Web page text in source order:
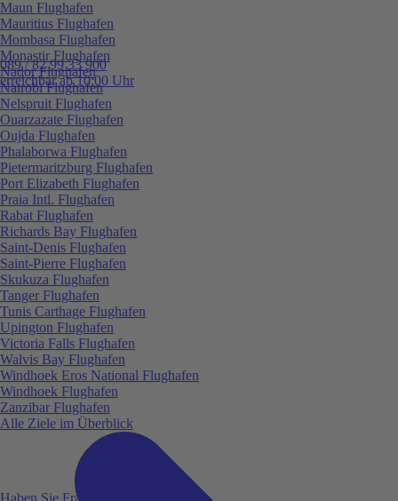
089 / 82 99 33 900
erreichbar ab 10:00 Uhr
Haben Sie Fragen?
Maun Flughafen
Mauritius Flughafen
Mombasa Flughafen
Monastir Flughafen
Nador Flughafen
Nairobi Flughafen
Nelspruit Flughafen
Ouarzazate Flughafen
Oujda Flughafen
Phalaborwa Flughafen
Pietermaritzburg Flughafen
Port Elizabeth Flughafen
Praia Intl. Flughafen
Rabat Flughafen
Richards Bay Flughafen
Saint-Denis Flughafen
Saint-Pierre Flughafen
Skukuza Flughafen
Tanger Flughafen
Tunis Carthage Flughafen
Upington Flughafen
Victoria Falls Flughafen
Walvis Bay Flughafen
Windhoek Eros National Flughafen
Windhoek Flughafen
Zanzibar Flughafen
Alle Ziele im Überblick